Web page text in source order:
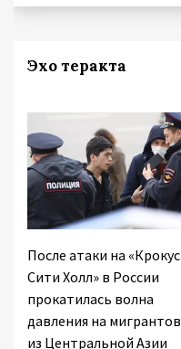
Эхо теракта
После атаки на «Крокус
Сити Холл» в России
прокатилась волна
давления на мигрантов
из Центральной Азии